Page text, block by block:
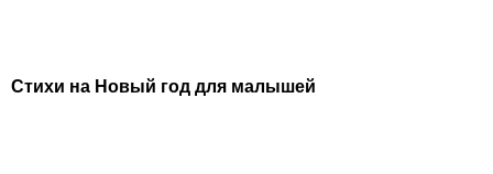
Стихи на Новый год для малышей